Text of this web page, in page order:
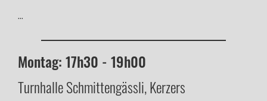
...
Montag: 17h30 - 19h00
Turnhalle Schmittengässli, Kerzers